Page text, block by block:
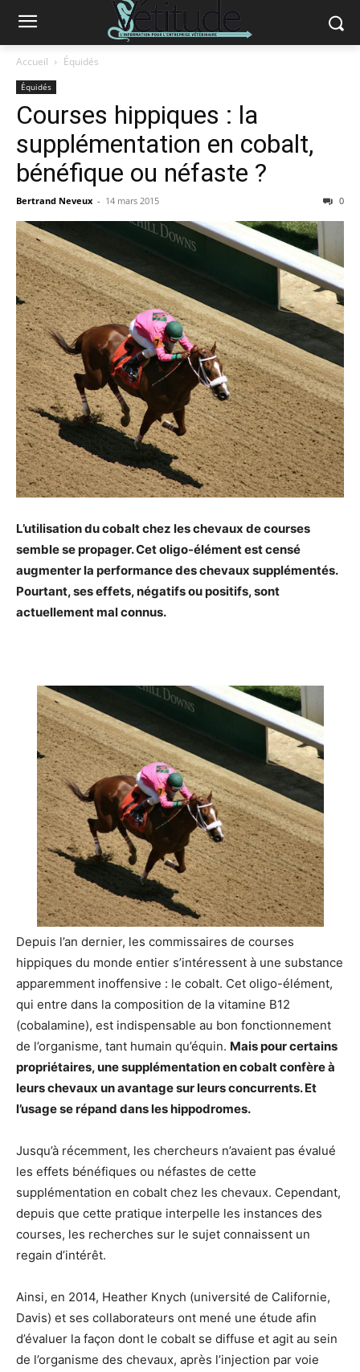
Accueil Équidés
Équidés
Courses hippiques : la
supplémentation en cobalt,
bénéfique ou néfaste ?
Bertrand Neveux - 14 mars 2015 0
L’utilisation du cobalt chez les chevaux de courses
semble se propager. Cet oligo-élément est censé
augmenter la performance des chevaux supplémentés.
Pourtant, ses effets, négatifs ou positifs, sont
actuellement mal connus.
Depuis l’an dernier, les commissaires de courses
hippiques du monde entier s’intéressent à une substance
apparemment inoffensive : le cobalt. Cet oligo-élément,
qui entre dans la composition de la vitamine B12
(cobalamine), est indispensable au bon fonctionnement
de l’organisme, tant humain qu’équin. Mais pour certains
propriétaires, une supplémentation en cobalt confère à
leurs chevaux un avantage sur leurs concurrents. Et
l’usage se répand dans les hippodromes.
Jusqu’à récemment, les chercheurs n’avaient pas évalué
les effets bénéfiques ou néfastes de cette
supplémentation en cobalt chez les chevaux. Cependant,
depuis que cette pratique interpelle les instances des
courses, les recherches sur le sujet connaissent un
regain d’intérêt.
Ainsi, en 2014, Heather Knych (université de Californie,
Davis) et ses collaborateurs ont mené une étude afin
d’évaluer la façon dont le cobalt se diffuse et agit au sein
de l’organisme des chevaux, après l’injection par voie